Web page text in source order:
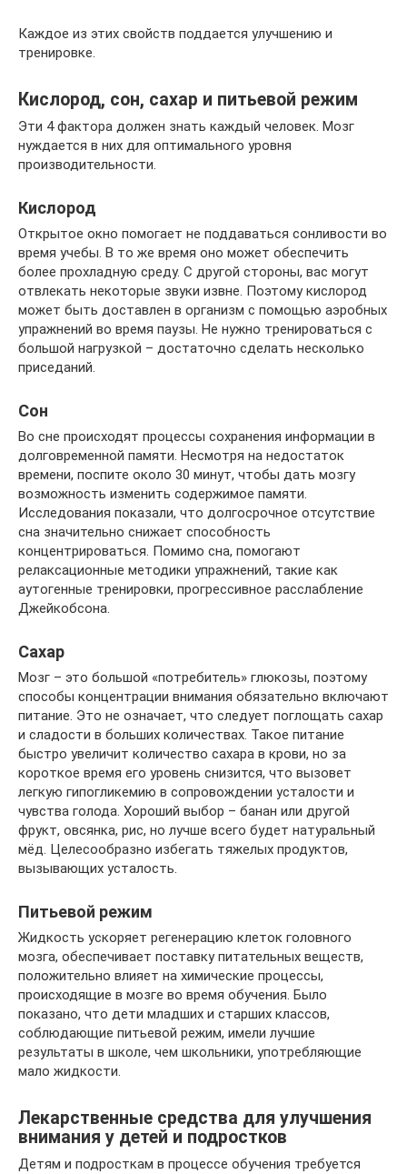
Каждое из этих свойств поддается улучшению и
тренировке.
Кислород, сон, сахар и питьевой режим
Эти 4 фактора должен знать каждый человек. Мозг
нуждается в них для оптимального уровня
производительности.
Кислород
Открытое окно помогает не поддаваться сонливости во
время учебы. В то же время оно может обеспечить
более прохладную среду. С другой стороны, вас могут
отвлекать некоторые звуки извне. Поэтому кислород
может быть доставлен в организм с помощью аэробных
упражнений во время паузы. Не нужно тренироваться с
большой нагрузкой – достаточно сделать несколько
приседаний.
Сон
Во сне происходят процессы сохранения информации в
долговременной памяти. Несмотря на недостаток
времени, поспите около 30 минут, чтобы дать мозгу
возможность изменить содержимое памяти.
Исследования показали, что долгосрочное отсутствие
сна значительно снижает способность
концентрироваться. Помимо сна, помогают
релаксационные методики упражнений, такие как
аутогенные тренировки, прогрессивное расслабление
Джейкобсона.
Сахар
Мозг – это большой «потребитель» глюкозы, поэтому
способы концентрации внимания обязательно включают
питание. Это не означает, что следует поглощать сахар
и сладости в больших количествах. Такое питание
быстро увеличит количество сахара в крови, но за
короткое время его уровень снизится, что вызовет
легкую гипогликемию в сопровождении усталости и
чувства голода. Хороший выбор – банан или другой
фрукт, овсянка, рис, но лучше всего будет натуральный
мёд. Целесообразно избегать тяжелых продуктов,
вызывающих усталость.
Питьевой режим
Жидкость ускоряет регенерацию клеток головного
мозга, обеспечивает поставку питательных веществ,
положительно влияет на химические процессы,
происходящие в мозге во время обучения. Было
показано, что дети младших и старших классов,
соблюдающие питьевой режим, имели лучшие
результаты в школе, чем школьники, употребляющие
мало жидкости.
Лекарственные средства для улучшения
внимания у детей и подростков
Детям и подросткам в процессе обучения требуется